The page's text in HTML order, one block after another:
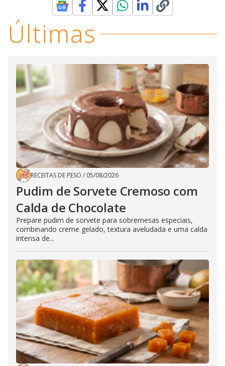
Últimas
RECEITAS DE PESO / 05/08/2026
Pudim de Sorvete Cremoso com
Calda de Chocolate
Prepare pudim de sorvete para sobremesas especiais,
combinando creme gelado, textura aveludada e uma calda
intensa de...